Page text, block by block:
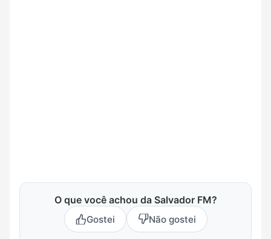
O que você achou da Salvador FM?
Gostei Não gostei